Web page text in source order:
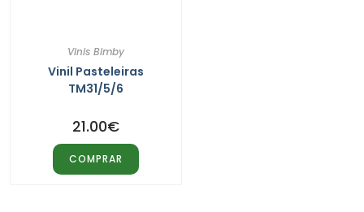
Vinis Bimby
Vinil Pasteleiras
TM31/5/6
21.00€
COMPRAR